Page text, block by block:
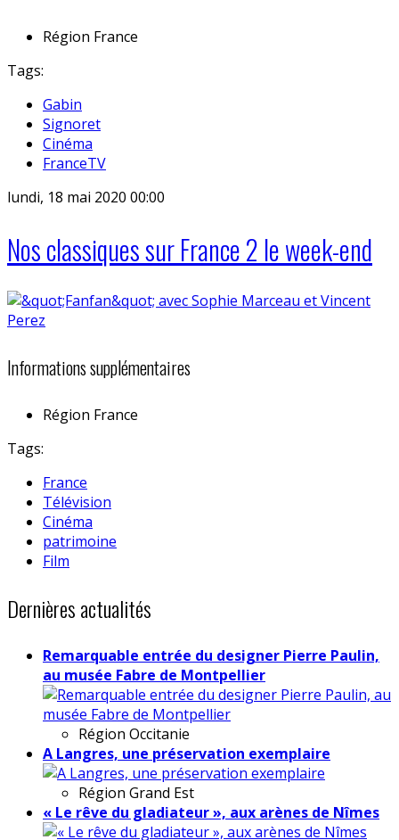
Région France
Tags:
Gabin
Signoret
Cinéma
FranceTV
lundi, 18 mai 2020 00:00
Nos classiques sur France 2 le week-end
Informations supplémentaires
Région France
Tags:
France
Télévision
Cinéma
patrimoine
Film
Dernières actualités
Remarquable entrée du designer Pierre Paulin,
au musée Fabre de Montpellier
Région Occitanie
A Langres, une préservation exemplaire
Région Grand Est
« Le rêve du gladiateur », aux arènes de Nîmes